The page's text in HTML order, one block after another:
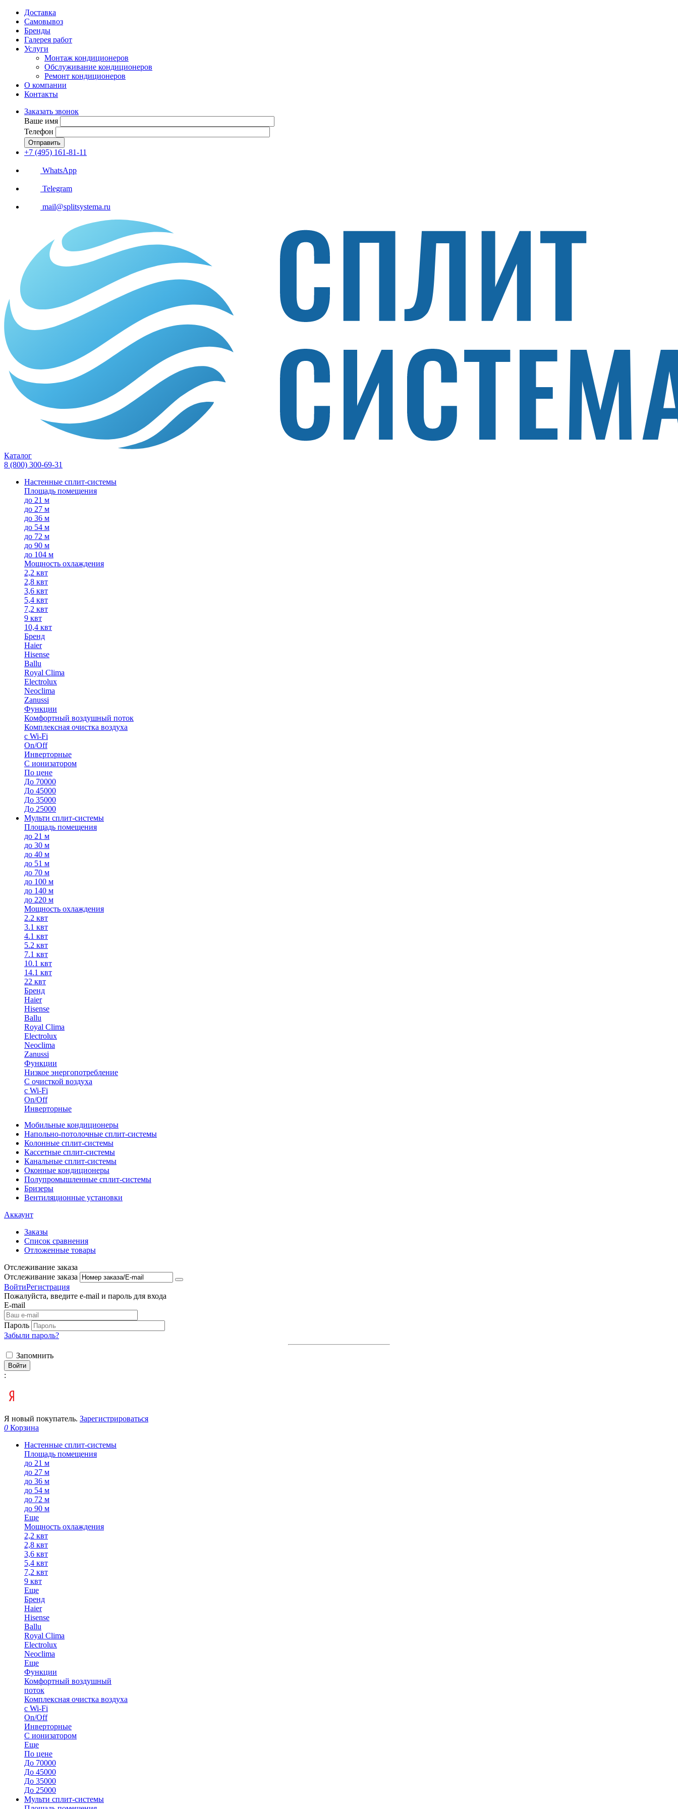
Доставка
Самовывоз
Бренды
Галерея работ
Услуги
Монтаж кондиционеров
Обслуживание кондиционеров
Ремонт кондиционеров
О компании
Контакты
Заказать звонок
Ваше имя
Телефон
Отправить
+7 (495) 161-81-11
WhatsApp
Telegram
mail@splitsystema.ru
Каталог
8 (800) 300-69-31
Настенные сплит-системы
Площадь помещения
до 21 м
до 27 м
до 36 м
до 54 м
до 72 м
до 90 м
до 104 м
Мощность охлаждения
2,2 квт
2,8 квт
3,6 квт
5,4 квт
7,2 квт
9 квт
10,4 квт
Бренд
Haier
Hisense
Ballu
Royal Clima
Electrolux
Neoclima
Zanussi
Функции
Комфортный воздушный поток
Комплексная очистка воздуха
с Wi-Fi
On/Off
Инверторные
С ионизатором
По цене
До 70000
До 45000
До 35000
До 25000
Мульти сплит-системы
Площадь помещения
до 21 м
до 30 м
до 40 м
до 51 м
до 70 м
до 100 м
до 140 м
до 220 м
Мощность охлаждения
2.2 квт
3.1 квт
4.1 квт
5.2 квт
7.1 квт
10.1 квт
14.1 квт
22 квт
Бренд
Haier
Hisense
Ballu
Royal Clima
Electrolux
Neoclima
Zanussi
Функции
Низкое энергопотребление
С очисткой воздуха
с Wi-Fi
On/Off
Инверторные
Мобильные кондиционеры
Напольно-потолоч​ные ​сплит-системы
Колонные ​​сплит-системы
Кассетные сплит-системы
Канальные сплит-системы
Оконные кондиционеры
Полупромышленные сплит-системы
Бризеры
Вентиляционные установки
Аккаунт
Заказы
Список сравнения
Отложенные товары
Отслеживание заказа
Отслеживание заказа
ВойтиРегистрация
Пожалуйста, введите e-mail и пароль для входа
E-mail
Пароль
Забыли пароль?
Запомнить
Войти
:
Я новый покупатель. Зарегистрироваться
0 Корзина
Настенные сплит-системы
Площадь помещения
до 21 м
до 27 м
до 36 м
до 54 м
до 72 м
до 90 м
Еще
Мощность охлаждения
2,2 квт
2,8 квт
3,6 квт
5,4 квт
7,2 квт
9 квт
Еще
Бренд
Haier
Hisense
Ballu
Royal Clima
Electrolux
Neoclima
Еще
Функции
Комфортный воздушный
поток
Комплексная очистка воздуха
с Wi-Fi
On/Off
Инверторные
С ионизатором
Еще
По цене
До 70000
До 45000
До 35000
До 25000
Мульти сплит-системы